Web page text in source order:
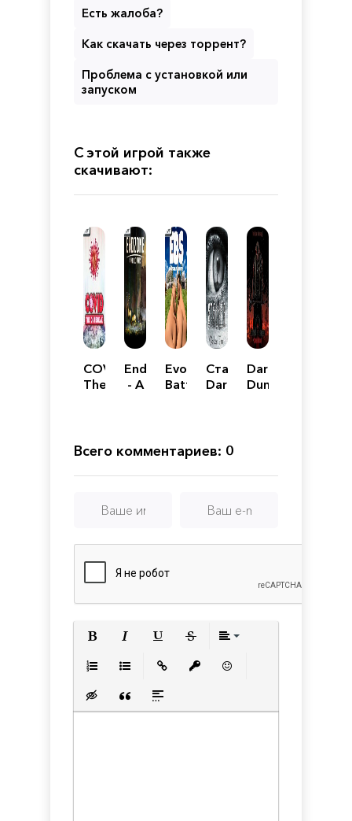
Есть жалоба?
Как скачать через торрент?
Проблема с установкой или
запуском
С этой игрой также
скачивают:
COVID:
The
Endzone
- A
the
Edition
Evolution
Battle
Сталкер
Darkest
Darkest
Dungeon:
Всего комментариев: 0
Вставка скрытого текста
Вставка цитаты
Вставка спойлера